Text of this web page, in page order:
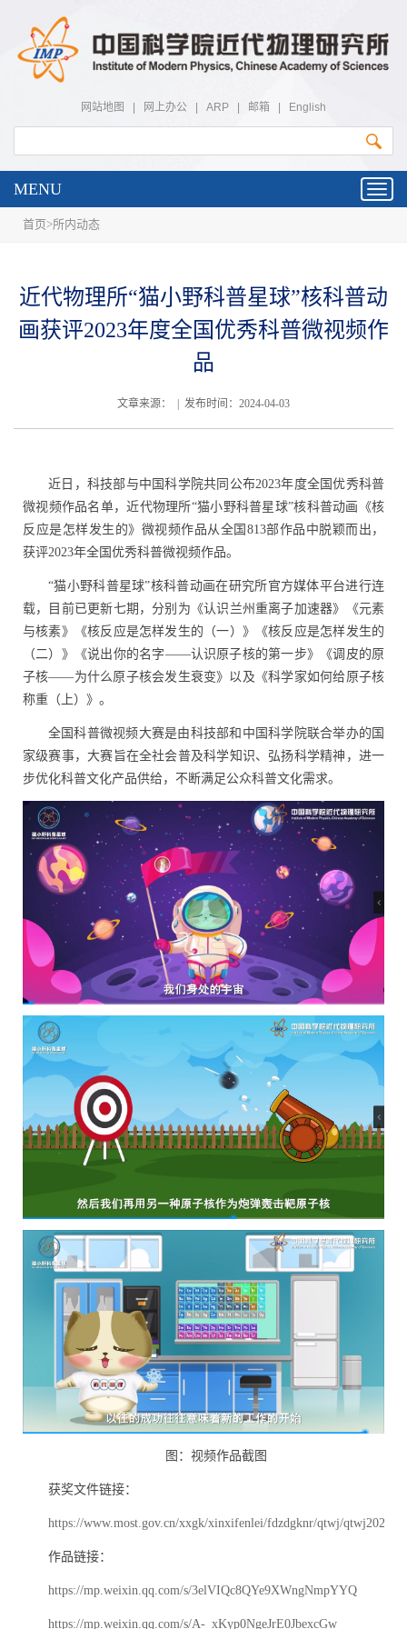
网站地图 网上办公 ARP 邮箱 English
MENU
首页>所内动态
近代物理所“猫小野科普星球”核科普动
画获评2023年度全国优秀科普微视频作
品
文章来源： | 发布时间：2024-04-03
近日，科技部与中国科学院共同公布2023年度全国优秀科普
微视频作品名单，近代物理所“猫小野科普星球”核科普动画《核
反应是怎样发生的》微视频作品从全国 813部作品中脱颖而出，
获评2023年全国优秀科普微视频作品。
“猫小野科普星球”核科普动画在研究所官方媒体平台进行连
载，目前已更新七期，分别为《认识兰州重离子加速器》《元素
与核素》《核反应是怎样发生的（一）》《核反应是怎样发生的
（二）》《说出你的名字——认识原子核的第一步》《调皮的原
子核——为什么原子核会发生衰变》以及《科学家如何给原子核
称重（上）》。
全国科普微视频大赛是由科技部和中国科学院联合举办的国
家级赛事，大赛旨在全社会普及科学知识、弘扬科学精神，进一
步优化科普文化产品供给，不断满足公众科普文化需求。
图：视频作品截图
获奖文件链接：
https://www.most.gov.cn/xxgk/xinxifenlei/fdzdgknr/qtwj/qtwj2024/
作品链接：
https://mp.weixin.qq.com/s/3elVIQc8QYe9XWngNmpYYQ
https://mp.weixin.qq.com/s/A-_xKyp0NgeJrE0JbexcGw